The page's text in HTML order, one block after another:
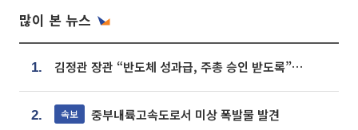
많이 본 뉴스
1. 김정관 장관 “반도체 성과급, 주총 승인 받도록”…상법·자본시장법 개정 시사
2. 속보 중부내륙고속도로서 미상 폭발물 발견